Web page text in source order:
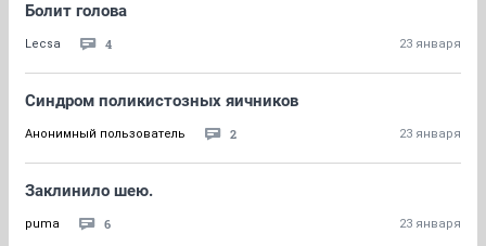
Болит голова
Lecsa 4 23 января
Синдром поликистозных яичников
Анонимный пользователь 2 23 января
Заклинило шею.
puma 6 23 января